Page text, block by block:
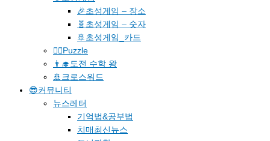
🎉초성게임 – 장소
🧬초성게임 – 숫자
🚢초성게임_카드
🧗‍♀️Puzzle
👨‍🎓도전 수학 왕
🚢크로스워드
😎커뮤니티
뉴스레터
기억법&공부법
치매최신뉴스